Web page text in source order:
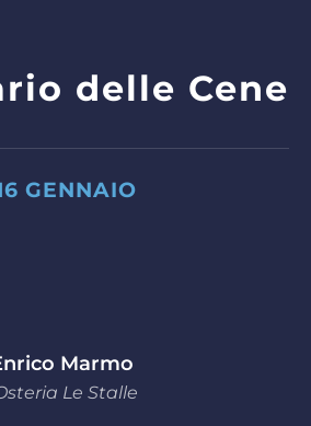
delle Cene
GENNAIO
Marmo
Le Stalle